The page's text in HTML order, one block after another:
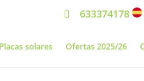
633374178
Placas solares Ofertas 2025/26